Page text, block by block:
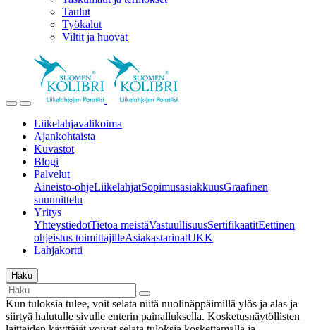
Taulut
Työkalut
Viltit ja huovat
Liikelahjavalikoima
Ajankohtaista
Kuvastot
Blogi
Palvelut
Aineisto-ohjeLiikelahjatSopimusasiakkuusGraafinen
suunnittelu
Yritys
YhteystiedotTietoa meistäVastuullisuusSertifikaatitEettinen
ohjeistus toimittajilleAsiakastarinatUKK
Lahjakortti
Haku
Kun tuloksia tulee, voit selata niitä nuolinäppäimillä ylös ja alas ja
siirtyä halutulle sivulle enterin painalluksella. Kosketusnäytöllisten